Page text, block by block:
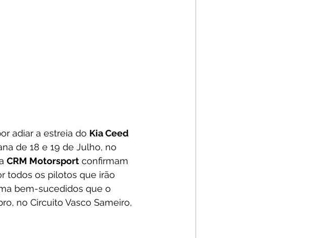
adiar a estreia do Kia Ceed
de 18 e 19 de Julho, no
CRM Motorsport confirmam
todos os pilotos que irão
bem-sucedidos que o
no Circuito Vasco Sameiro,